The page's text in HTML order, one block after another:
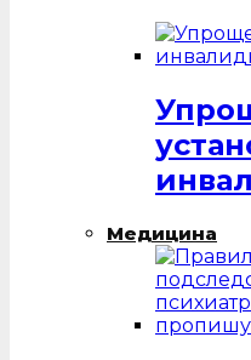
Медицина